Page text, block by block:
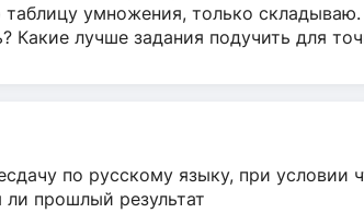
умножения, только
Какие лучше задания подучить для
по русскому языку, при условии
ли прошлый результат